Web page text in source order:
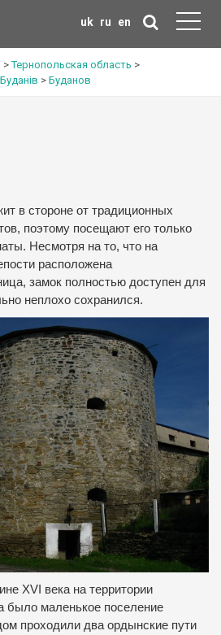
uk ru en
>Тернопольская область >
Буданів > Буданов
в стороне от традиционных
поэтому посещают его только
Несмотря на то, что на
расположена
замок полностью доступен для
неплохо сохранился.
XVI века на территории
было маленькое поселение
проходили два ордынские пути